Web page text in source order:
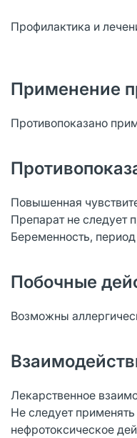
Профилактика и
Применение
Противопоказано
Повышенная
Препарат не следует
Беременность,
Побочные
Возможны
Лекарственное
Не следует
нефротоксическое